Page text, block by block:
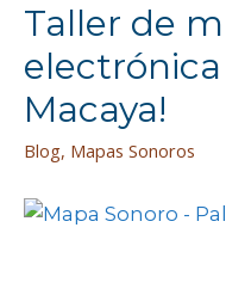
Taller de
Macaya!
Blog, Mapas Sonoros